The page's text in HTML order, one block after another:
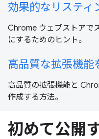
効果的なリスティ
Chrome ウェブストアで
にするためのヒント。
高品質な拡張機能
高品質の拡張機能と
作成する方法。
初めて公開